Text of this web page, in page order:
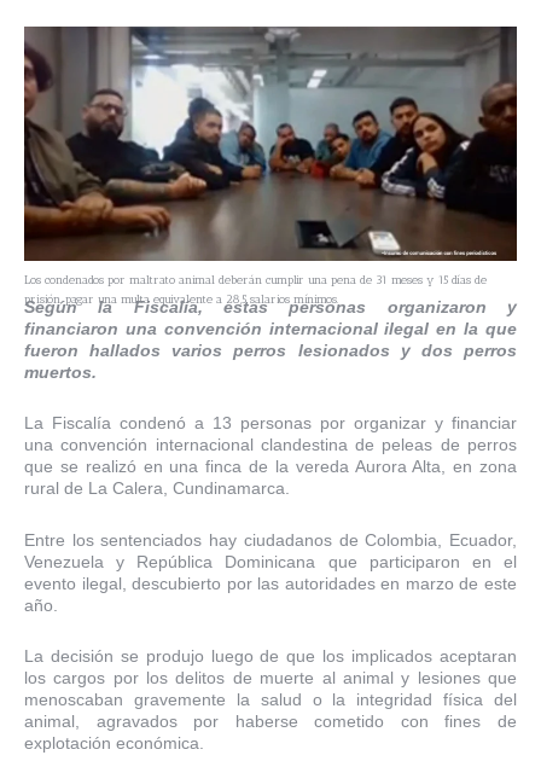
Los condenados por maltrato animal deberán cumplir una pena de 31 meses y 15 días de
prisión, pagar una multa equivalente a 28,5 salarios mínimos.
Según la Fiscalía, estas personas organizaron y
financiaron una convención internacional ilegal en la que
fueron hallados varios perros lesionados y dos perros
muertos.
La Fiscalía condenó a 13 personas por organizar y financiar
una convención internacional clandestina de peleas de perros
que se realizó en una finca de la vereda Aurora Alta, en zona
rural de La Calera, Cundinamarca.
Entre los sentenciados hay ciudadanos de Colombia, Ecuador,
Venezuela y República Dominicana que participaron en el
evento ilegal, descubierto por las autoridades en marzo de este
año.
La decisión se produjo luego de que los implicados aceptaran
los cargos por los delitos de muerte al animal y lesiones que
menoscaban gravemente la salud o la integridad física del
animal, agravados por haberse cometido con fines de
explotación económica.